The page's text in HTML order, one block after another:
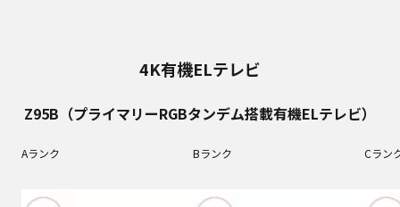
4K有機ELテレビ
Z95B（プライマリーRGBタンデム搭載有機ELテレビ）
Aランク Bランク Cラン